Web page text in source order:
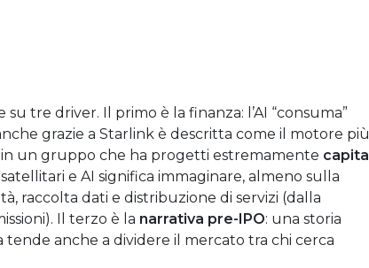
tre driver. Il primo è la finanza: l’AI “consuma”
grazie a Starlink è descritta come il motore più
in un gruppo che ha progetti estremamente capital
e AI significa immaginare, almeno sulla
raccolta dati e distribuzione di servizi (dalla
Il terzo è la narrativa pre-IPO: una storia
anche a dividere il mercato tra chi cerca